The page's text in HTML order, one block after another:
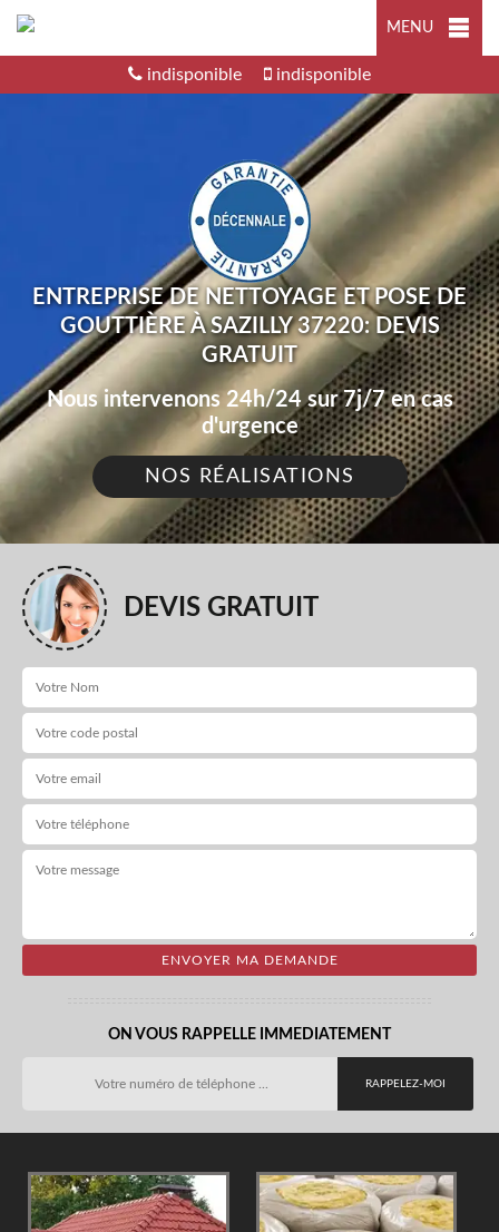
MENU
indisponible indisponible
ENTREPRISE DE NETTOYAGE ET POSE DE
GOUTTIÈRE À SAZILLY 37220: DEVIS
GRATUIT
Nous intervenons 24h/24 sur 7j/7 en cas
d'urgence
NOS RÉALISATIONS
DEVIS GRATUIT
ON VOUS RAPPELLE IMMEDIATEMENT